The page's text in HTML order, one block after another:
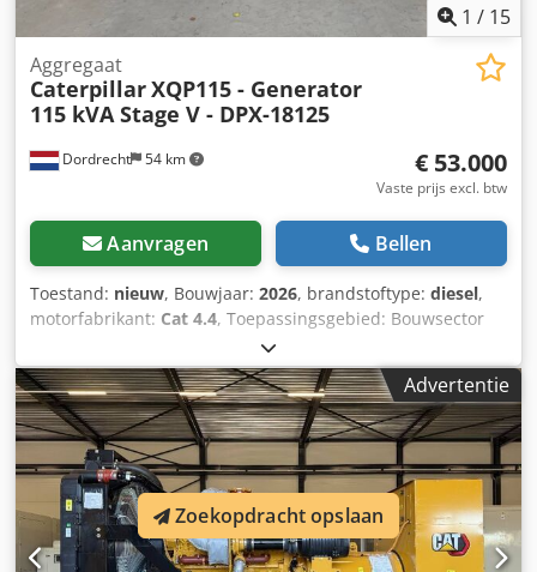
1 / 15
Dordrecht 54 km
Aggregaat
CaterpillarXQP115 - Generator
115 kVA Stage V - DPX-18125
€ 53.000
Vaste prijs excl. btw
Aanvragen Bellen
Toestand: nieuw, Bouwjaar: 2026, brandstoftype: diesel,
motorfabrikant: Cat 4.4, Toepassingsgebied: Bouwsector
Leeggewicht: 2.527 kg Generatorvermogen: 115 kVA
Laadruimtedimensies: 297 x 115 x 207 cm CE-markering: ja
Emissieniveau: Stage V / Tier IV final Watertankinhoud: 518
l Land van productie: CN Neem contact op met Team DPX
voor meer informatie. Chsdszc Dv Hopfx Ammja = Verdere
opties en toebehoren = - Accu - Bedieningspaneel - Stalen
dak - Tankwagen
Advertentie
Zoekopdracht opslaan